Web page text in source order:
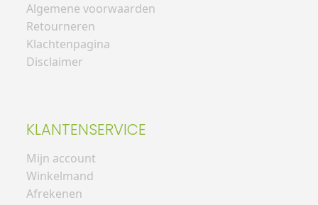
Algemene voorwaarden
Retourneren
Klachtenpagina
Disclaimer
KLANTENSERVICE
Mijn account
Winkelmand
Afrekenen